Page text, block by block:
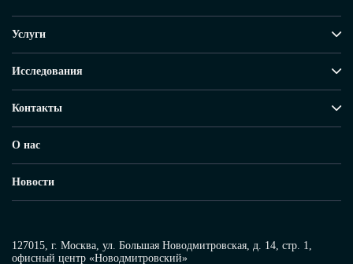
Услуги
Исследования
Контакты
О нас
Новости
127015, г. Москва, ул. Большая Новодмитровская, д. 14, стр. 1,
офисный центр «Новодмитровский»